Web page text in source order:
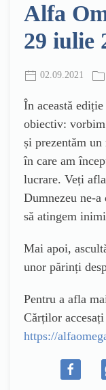
Alfa
29 iulie
02.09.2021
În această
obiectiv:
și prezentăm
în care am
lucrare. Veți
Dumnezeu ne-
să atingem
Mai apoi,
unor părinți
Pentru a afla
Cărților
https://